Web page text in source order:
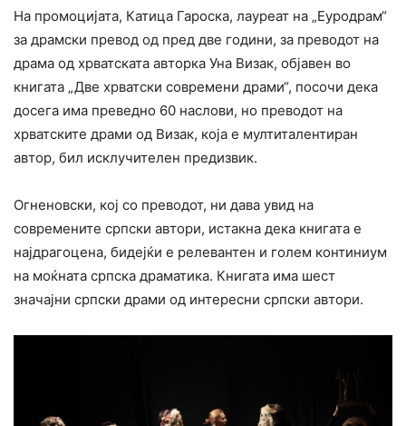
На промоцијата, Катица Гароска, лауреат на „Еуродрам“
за драмски превод од пред две години, за преводот на
драма од хрватската авторка Уна Визак, објавен во
книгата „Две хрватски современи драми“, посочи дека
досега има преведно 60 наслови, но преводот на
хрватските драми од Визак, која е мултиталентиран
автор, бил исклучителен предизвик.
Огненовски, кој со преводот, ни дава увид на
современите српски автори, истакна дека книгата е
најдрагоцена, бидејќи е релевантен и голем континиум
на моќната српска драматика. Книгата има шест
значајни српски драми од интересни српски автори.